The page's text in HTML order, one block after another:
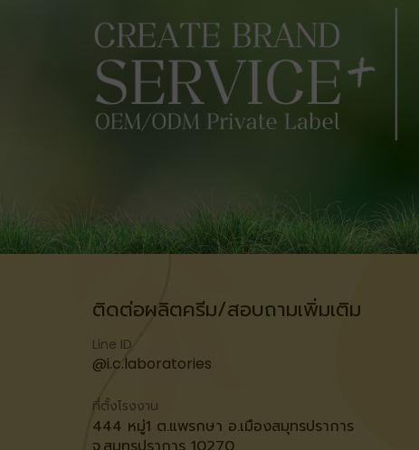
ติดต่อผลิตครีม/สอบถามเพิ่มเติม
Line ID
@i.c.laboratories
ที่ตั้งโรงงาน
444 หมู่1 ต.แพรกษา อ.เมืองสมุทรปราการ